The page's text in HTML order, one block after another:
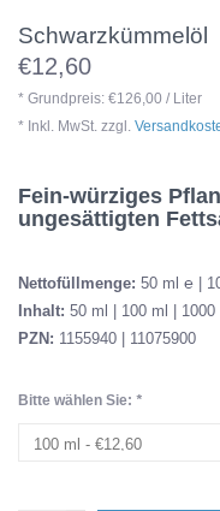
Schwarzkümmelöl
€12,60
* Grundpreis: €126,00 / Liter
* Inkl. MwSt. zzgl.
Fein-würziges
ungesättigten
Nettofüllmenge: 50 ml ℮ |
Inhalt: 50 ml | 100 ml | 1000
PZN: 1155940 | 11075900
Bitte wählen Sie: *